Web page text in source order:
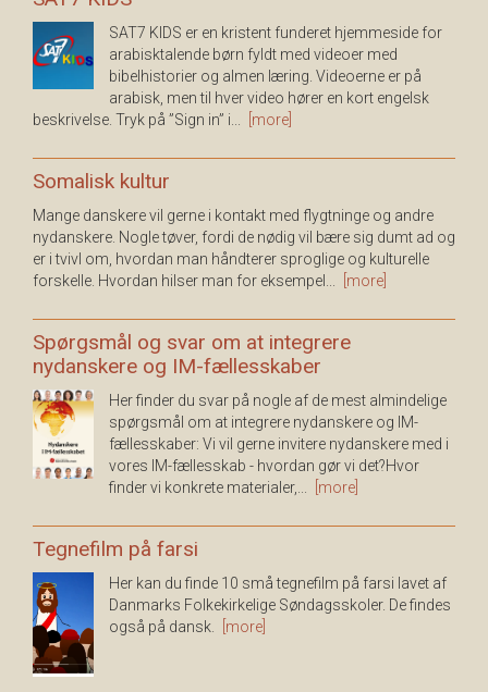
SAT7 KIDS er en kristent funderet hjemmeside for
arabisktalende børn fyldt med videoer med
bibelhistorier og almen læring. Videoerne er på
arabisk, men til hver video hører en kort engelsk
beskrivelse. Tryk på ”Sign in” i...
[more]
Somalisk kultur
Mange danskere vil gerne i kontakt med flygtninge og andre
nydanskere. Nogle tøver, fordi de nødig vil bære sig dumt ad og
er i tvivl om, hvordan man håndterer sproglige og kulturelle
forskelle. Hvordan hilser man for eksempel...
[more]
Spørgsmål og svar om at integrere
nydanskere og IM-fællesskaber
Her finder du svar på nogle af de mest almindelige
spørgsmål om at integrere nydanskere og IM-
fællesskaber: Vi vil gerne invitere nydanskere med i
vores IM-fællesskab - hvordan gør vi det?Hvor
finder vi konkrete materialer,...
[more]
Tegnefilm på farsi
Her kan du finde 10 små tegnefilm på farsi lavet af
Danmarks Folkekirkelige Søndagsskoler. De findes
også på dansk.
[more]